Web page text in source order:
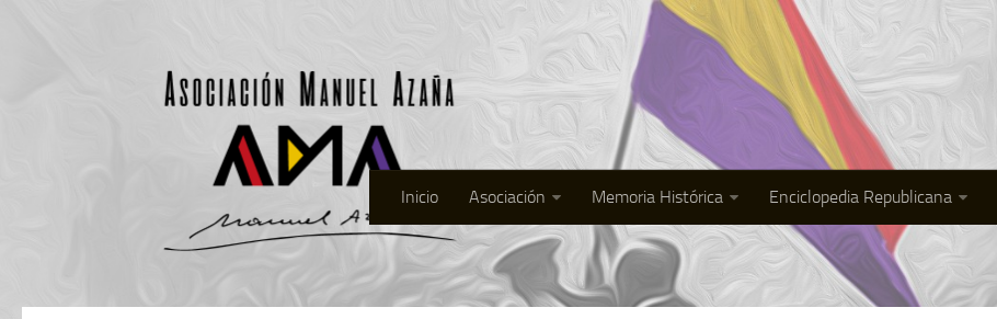
Inicio Asociación Memoria Histórica Enciclopedia Republicana